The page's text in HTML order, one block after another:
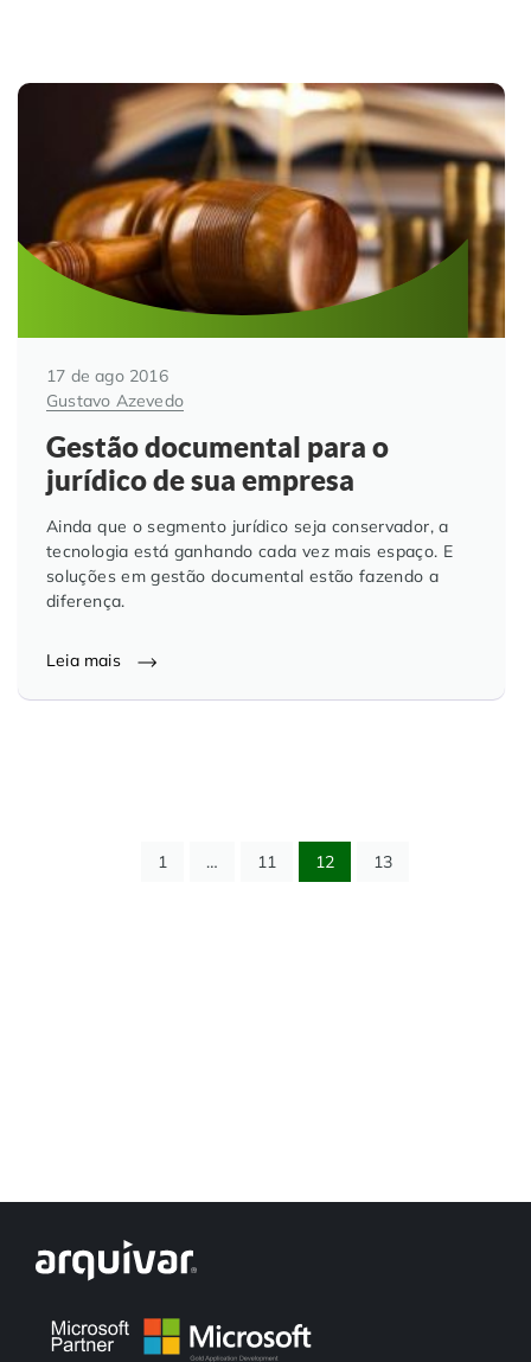
17 de ago 2016
Gustavo Azevedo
Gestão documental para o
jurídico de sua empresa
Ainda que o segmento jurídico seja conservador, a
tecnologia está ganhando cada vez mais espaço. E
soluções em gestão documental estão fazendo a
diferença.
Leia mais
1 … 11 12 13